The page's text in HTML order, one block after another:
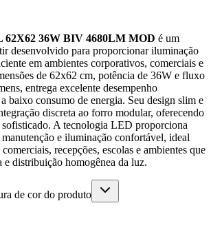
36W BIV 4680LM MOD é um
desenvolvido para proporcionar iluminação
em ambientes corporativos, comerciais e
de 62x62 cm, potência de 36W e fluxo
entrega excelente desempenho
baixo consumo de energia. Seu design slim e
discreta ao forro modular, oferecendo
A tecnologia LED proporciona
e iluminação confortável, ideal
recepções, escolas e ambientes que
distribuição homogênea da luz.
de cor do produto